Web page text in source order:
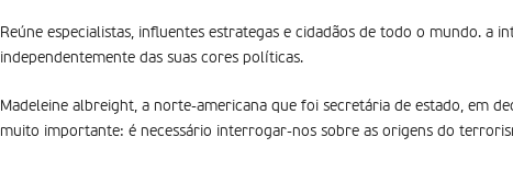
Reúne especialistas, influentes estrategas e cidadãos de todo o mundo. a
independentemente das suas cores políticas.
Madeleine albreight, a norte-americana que foi secretária de estado, em
muito importante: é necessário interrogar-nos sobre as origens do